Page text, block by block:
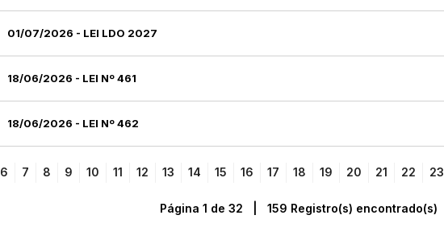
01/07/2026 - LEI LDO 2027
18/06/2026 - LEI Nº 461
18/06/2026 - LEI Nº 462
6 7 8 9 10 11 12 13 14 15 16 17 18 19 20 21 22 23
Página 1 de 32 | 159 Registro(s) encontrado(s)